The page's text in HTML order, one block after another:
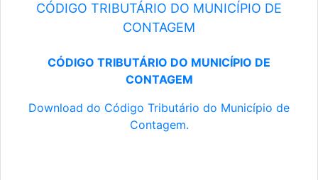
CÓDIGO TRIBUTÁRIO DO MUNICÍPIO DE
CONTAGEM
CÓDIGO TRIBUTÁRIO DO MUNICÍPIO DE
CONTAGEM
Download do Código Tributário do Município de
Contagem.